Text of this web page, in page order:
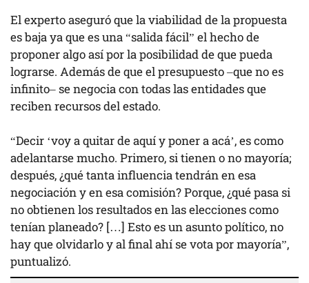
El experto aseguró que la viabilidad de la propuesta
es baja ya que es una “salida fácil” el hecho de
proponer algo así por la posibilidad de que pueda
lograrse. Además de que el presupuesto –que no es
infinito– se negocia con todas las entidades que
reciben recursos del estado.
“Decir ‘voy a quitar de aquí y poner a acá’, es como
adelantarse mucho. Primero, si tienen o no mayoría;
después, ¿qué tanta influencia tendrán en esa
negociación y en esa comisión? Porque, ¿qué pasa si
no obtienen los resultados en las elecciones como
tenían planeado? […] Esto es un asunto político, no
hay que olvidarlo y al final ahí se vota por mayoría”,
puntualizó.